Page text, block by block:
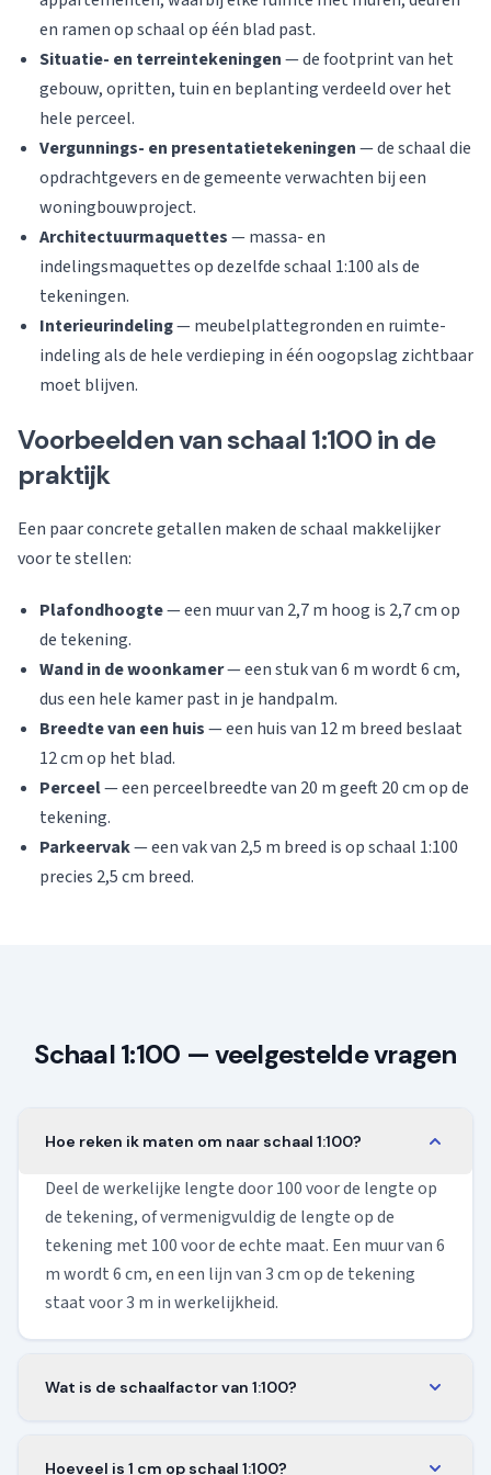
en ramen op schaal op één blad past.
Situatie- en terreintekeningen— de footprint van het
gebouw, opritten, tuin en beplanting verdeeld over het
hele perceel.
Vergunnings- en presentatietekeningen— de schaal die
opdrachtgevers en de gemeente verwachten bij een
woningbouwproject.
Architectuurmaquettes— massa- en
indelingsmaquettes op dezelfde schaal 1:100 als de
tekeningen.
Interieurindeling— meubelplattegronden en ruimte-
indeling als de hele verdieping in één oogopslag zichtbaar
moet blijven.
Voorbeelden van schaal 1:100 in de
praktijk
Een paar concrete getallen maken de schaal makkelijker
voor te stellen:
Plafondhoogte— een muur van 2,7 m hoog is 2,7 cm op
de tekening.
Wand in de woonkamer— een stuk van 6 m wordt 6 cm,
dus een hele kamer past in je handpalm.
Breedte van een huis— een huis van 12 m breed beslaat
12 cm op het blad.
Perceel— een perceelbreedte van 20 m geeft 20 cm op de
tekening.
Parkeervak— een vak van 2,5 m breed is op schaal 1:100
precies 2,5 cm breed.
Schaal 1:100 — veelgestelde vragen
Hoe reken ik maten om naar schaal 1:100?
Deel de werkelijke lengte door 100 voor de lengte op
de tekening, of vermenigvuldig de lengte op de
tekening met 100 voor de echte maat. Een muur van 6
m wordt 6 cm, en een lijn van 3 cm op de tekening
staat voor 3 m in werkelijkheid.
Wat is de schaalfactor van 1:100?
elke werkelijke lengte met 0,01 om de grootte op
Hoeveel is 1 cm op schaal 1:100?